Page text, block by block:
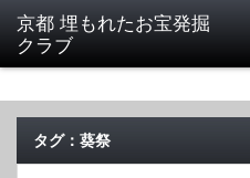
京都 埋もれたお宝発掘
クラブ
タグ：葵祭